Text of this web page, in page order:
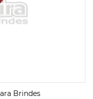
Brindes